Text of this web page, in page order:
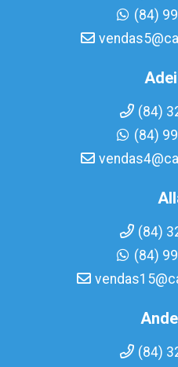
(84)
(84)
(84)
(84)
(84)
(84)